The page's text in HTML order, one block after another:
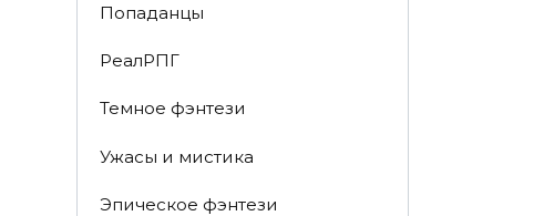
Попаданцы
РеалРПГ
Темное фэнтези
Ужасы и мистика
Эпическое фэнтези